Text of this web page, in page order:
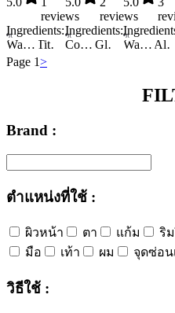
reviews
Ingredients:
Water/Aqua/Eau
Titanium Dioxide Phenyl Trimethicone Dipropylene Glycol Cyclopentasiloxane
reviews
Ingredients:
Cocamidopropyl Betaine
Glyceryl Stearate PEG-100 Stearate Sodium Methyl Cocoyl Taurate
Water/Aqua/Eau
Alcohol Denat.
Page 1>
Brand :
ตำแหน่งที่ใช้ :
ผิวหน้า ตา แก้ม ริ
มือ
เท้า ผม จุดซ่อน
วิธีใช้ :